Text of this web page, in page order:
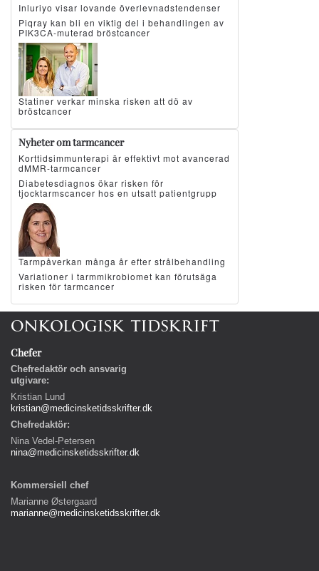
Inluriyo visar lovande överlevnadstendenser
Piqray kan bli en viktig del i behandlingen av
PIK3CA-muterad bröstcancer
Statiner verkar minska risken att dö av
bröstcancer
Nyheter om tarmcancer
Korttidsimmunterapi är effektivt mot avancerad
dMMR-tarmcancer
Diabetesdiagnos ökar risken för
tjocktarmscancer hos en utsatt patientgrupp
Tarmpåverkan många år efter strålbehandling
Variationer i tarmmikrobiomet kan förutsäga
risken för tarmcancer
Chefer
Chefredaktör och ansvarig
utgivare:
Kristian Lund
kristian@medicinsketidsskrifter.dk
Chefredaktör:
Nina Vedel-Petersen
nina@medicinsketidsskrifter.dk
Kommersiell chef
Marianne Østergaard
marianne@medicinsketidsskrifter.dk